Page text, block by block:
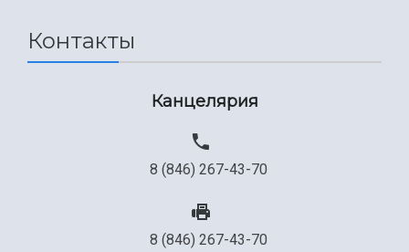
Сведения об образовательной организации
Контакты
Канцелярия
8 (846) 267-43-70
8 (846) 267-43-70